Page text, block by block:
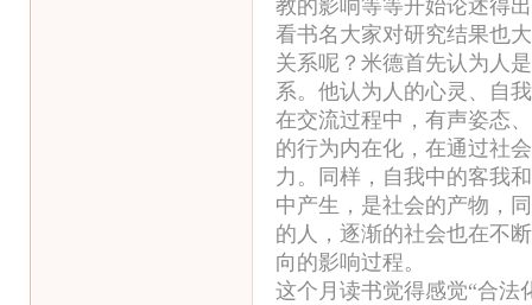
教的影响等等开始论述得
看书名大家对研究结果也
关系呢？米德首先认为人
系。他认为人的心灵、自
在交流过程中，有声姿态
的行为内在化，在通过社
力。同样，自我中的客我
中产生，是社会的产物，
的人，逐渐的社会也在不
向的影响过程。
这个月读书觉得感觉“合法